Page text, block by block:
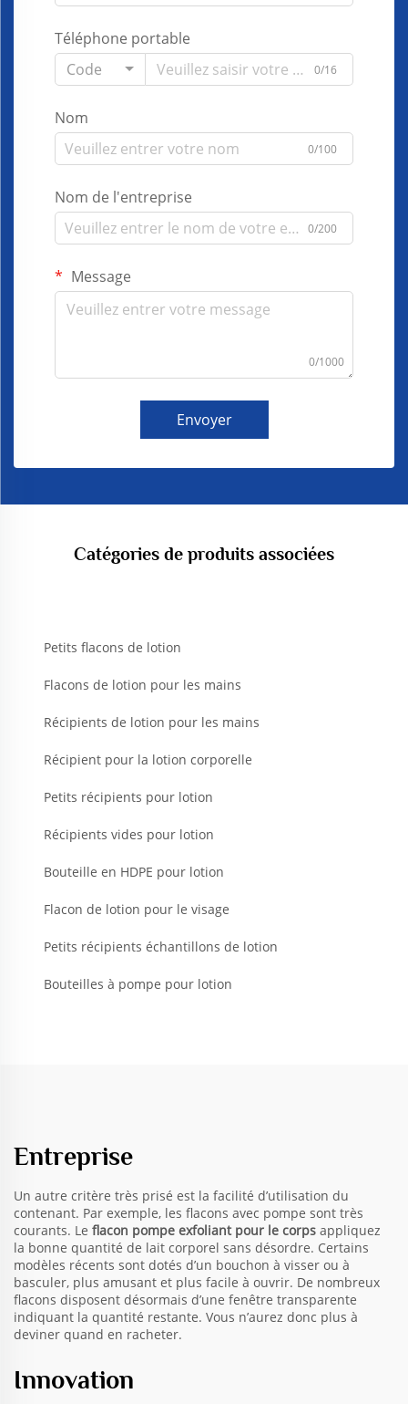
Téléphone portable
Code
0/16
Nom
0/100
Nom de l'entreprise
0/200
Message
0/1000
Envoyer
Catégories de produits associées
Petits flacons de lotion
Flacons de lotion pour les mains
Récipients de lotion pour les mains
Récipient pour la lotion corporelle
Petits récipients pour lotion
Récipients vides pour lotion
Bouteille en HDPE pour lotion
Flacon de lotion pour le visage
Petits récipients échantillons de lotion
Bouteilles à pompe pour lotion
Entreprise
Un autre critère très prisé est la facilité d’utilisation du
contenant. Par exemple, les flacons avec pompe sont très
courants. Le flacon pompe exfoliant pour le corps appliquez
la bonne quantité de lait corporel sans désordre. Certains
modèles récents sont dotés d’un bouchon à visser ou à
basculer, plus amusant et plus facile à ouvrir. De nombreux
flacons disposent désormais d’une fenêtre transparente
indiquant la quantité restante. Vous n’aurez donc plus à
deviner quand en racheter.
Innovation